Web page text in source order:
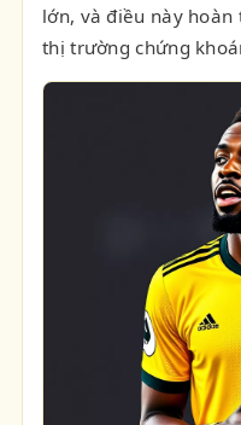
lớn, và điều này
thị trường chứng